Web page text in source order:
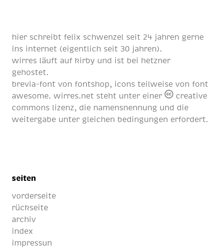
hier schreibt felix schwenzel seit 24 jahren gerne
ins internet (eigentlich seit 30 jahren).
wirres läuft auf kirby und ist bei hetzner
gehostet.
brevia-font von fontshop, icons teilweise von font
awesome. wirres.net steht unter einer
creative
commons lizenz, die namensnennung und die
weitergabe unter gleichen bedingungen erfordert.
seiten
vorderseite
rückseite
archiv
index
impressun